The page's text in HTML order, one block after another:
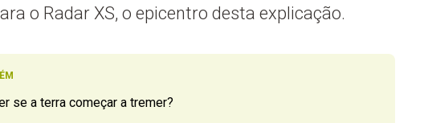
o Radar XS, o epicentro desta explicação.
se a terra começar a tremer?